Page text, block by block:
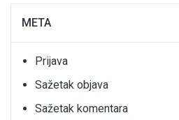
META
Prijava
Sažetak objava
Sažetak komentara